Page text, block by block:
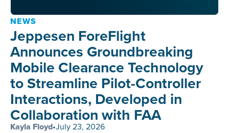
NEWS
Jeppesen ForeFlight
Announces Groundbreaking
Mobile Clearance Technology
to Streamline Pilot-Controller
Interactions, Developed in
Collaboration with FAA
Kayla Floyd•July 23, 2026